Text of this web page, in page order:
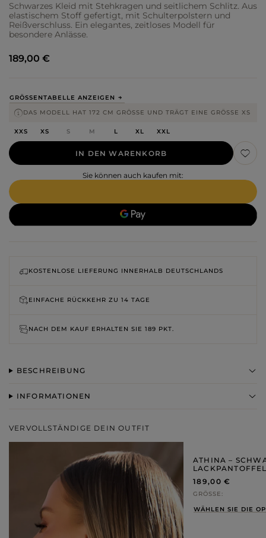
Schwarzes Kleid mit Stehkragen und seitlichem Schlitz. Aus
elastischem Stoff gefertigt, mit Schulterpolstern und
Reißverschluss. Ein elegantes, zeitloses Modell für
besondere Anlässe.
GRÖSSENTABELLE ANZEIGEN
DAS MODELL HAT 172 CM GRÖSSE UND TRÄGT EINE GRÖSSE XS
XXS XS S M L XL XXL
IN DEN WARENKORB
Sie können auch kaufen mit:
189,00 €
KOSTENLOSE LIEFERUNG INNERHALB DEUTSCHLANDS
EINFACHE RÜCKKEHR ZU 14 TAGE
NACH DEM KAUF ERHALTEN SIE 189 PKT.
BESCHREIBUNG
INFORMATIONEN
VERVOLLSTÄNDIGE DEIN OUTFIT
ATHINA –
189,00 €
GRÖSSE
WÄHLEN SIE DIE